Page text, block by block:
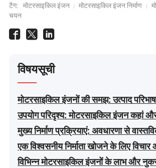
टैग: मोटरसाइकिल इंजन मोटरसाइकिल इंजन निर्माण
चयन
विषयसूची
मोटरसाइकिल इंजनों की समझ: उत्पाद
उपयोग परिदृश्य: मोटरसाइकिल इंजन कहां
मुख्य निर्माण प्रक्रियाएं: अवधारणा से
एक विश्वसनीय निर्माता खोजने के लिए
विभिन्न मोटरसाइकिल इंजनों के लाभ और